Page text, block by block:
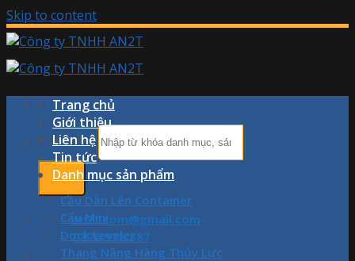
Skip to content
Tìm kiếm:
an2t.com@gmail.com
0876.978.887
Trang chủ
Giới thiệu
Liên hệ
Tin tức
Danh mục sản phẩm
Cầu Dẫn Lên Container
Cẩu Mini
Dock Leveler
Thang Nâng Hàng Thủy Lực